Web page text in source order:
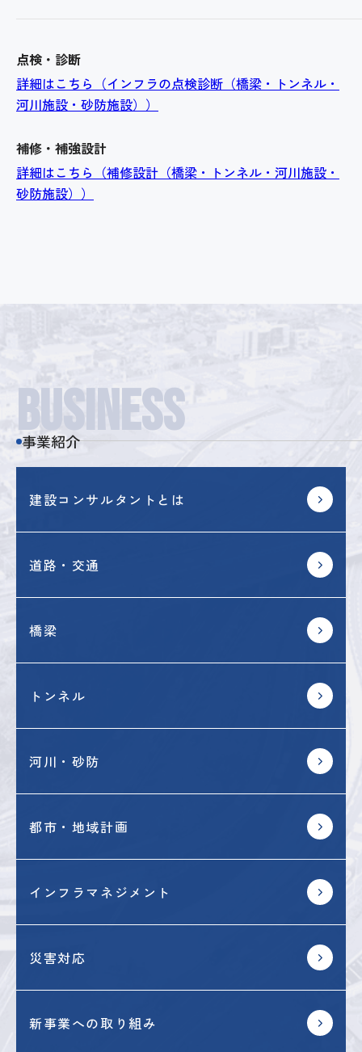
点検・診断
詳細はこちら（インフラの点検診断（橋梁・トンネル・
河川施設・砂防施設））
補修・補強設計
詳細はこちら（補修設計（橋梁・トンネル・河川施設・
砂防施設））
BUSINESS
事業紹介
建設コンサルタントとは
道路・交通
橋梁
トンネル
河川・砂防
都市・地域計画
インフラマネジメント
災害対応
新事業への取り組み